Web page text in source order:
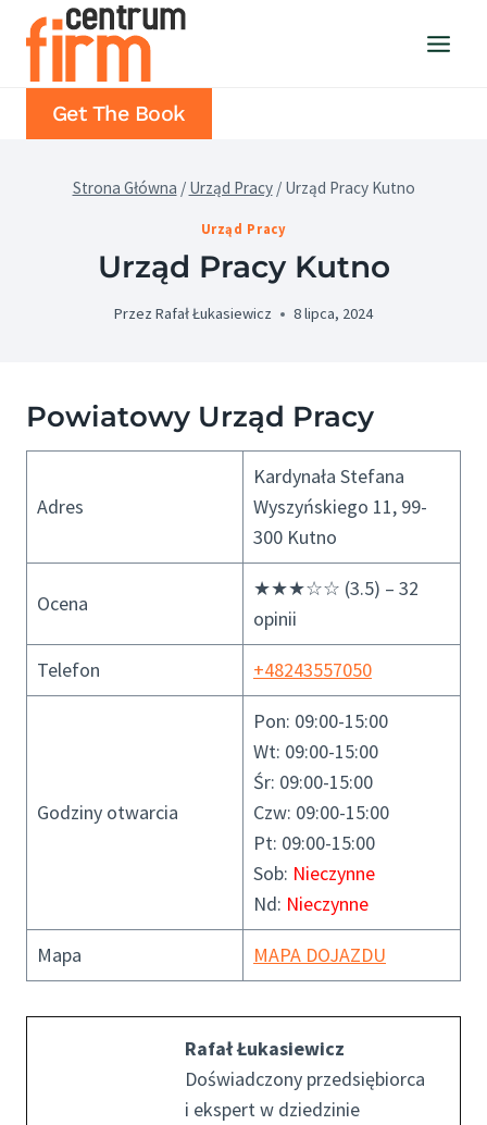
Przejdź
Get The Book
Strona Główna / Urząd Pracy / Urząd Pracy Kutno
Urząd Pracy
Urząd Pracy Kutno
Przez Rafał Łukasiewicz 8 lipca, 2024
Powiatowy Urząd Pracy
Adres
Kardynała Stefana
Wyszyńskiego 11, 99-
300 Kutno
Ocena
★★★☆☆ (3.5) – 32
opinii
Telefon +48243557050
Godziny otwarcia
Pon: 09:00-15:00
Wt: 09:00-15:00
Śr: 09:00-15:00
Czw: 09:00-15:00
Pt: 09:00-15:00
Sob: Nieczynne
Nd: Nieczynne
Mapa MAPA DOJAZDU
Rafał Łukasiewicz
Doświadczony przedsiębiorca
i ekspert w dziedzinie